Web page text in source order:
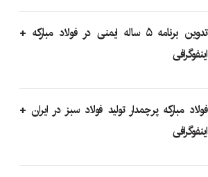
تدوین برنامه ۵ ساله ایمنی در فولاد مبارکه +
اینفوگرافی
فولاد مبارکه پرچمدار تولید فولاد سبز در ایران +
اینفوگرافی